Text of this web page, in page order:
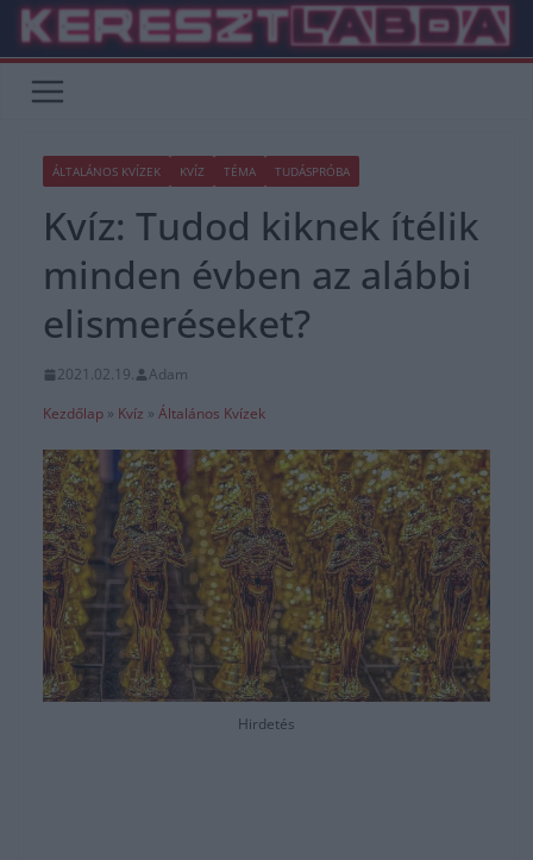
Skip
content
ÁLTALÁNOS KVÍZEK KVÍZ TÉMA TUDÁSPRÓBA
Kvíz: Tudod kiknek ítélik
minden évben az alábbi
elismeréseket?
2021.02.19.
Adam
Kezdőlap » Kvíz » Általános Kvízek
Hirdetés